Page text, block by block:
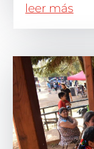
leer más